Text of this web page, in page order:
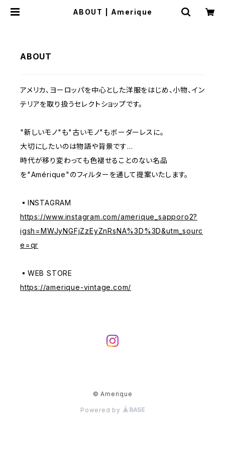
ABOUT | Amerique
ABOUT
アメリカ、ヨーロッパを中心とした洋服をはじめ、小物、イン
テリアを取り扱うセレクトショップです。
"新しいモノ"も"古いモノ"もボーダーレスに。
大切にしたいのは物語や背景です…
時代が移り変わっても色褪せることのない名品
を"Amérique"のフィルターを通して提案いたします。
▪️INSTAGRAM
https://www.instagram.com/amerique_sapporo2?
igsh=MWJyNGFjZzEyZnRsNA%3D%3D&utm_sourc
e=qr
▪️WEB STORE
https://amerique-vintage.com/
© Amerique
Powered by